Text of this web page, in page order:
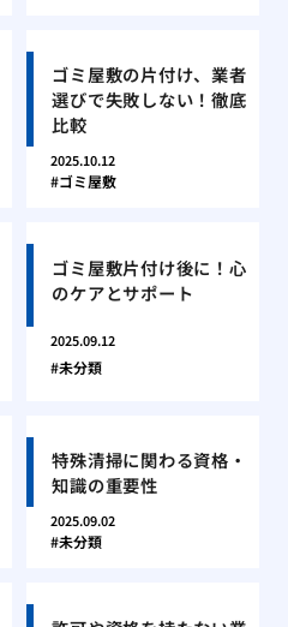
ゴミ屋敷の片付け、業者
選びで失敗しない！徹底
比較
2025.10.12
ゴミ屋敷
ゴミ屋敷片付け後に！心
のケアとサポート
2025.09.12
未分類
特殊清掃に関わる資格・
知識の重要性
2025.09.02
未分類